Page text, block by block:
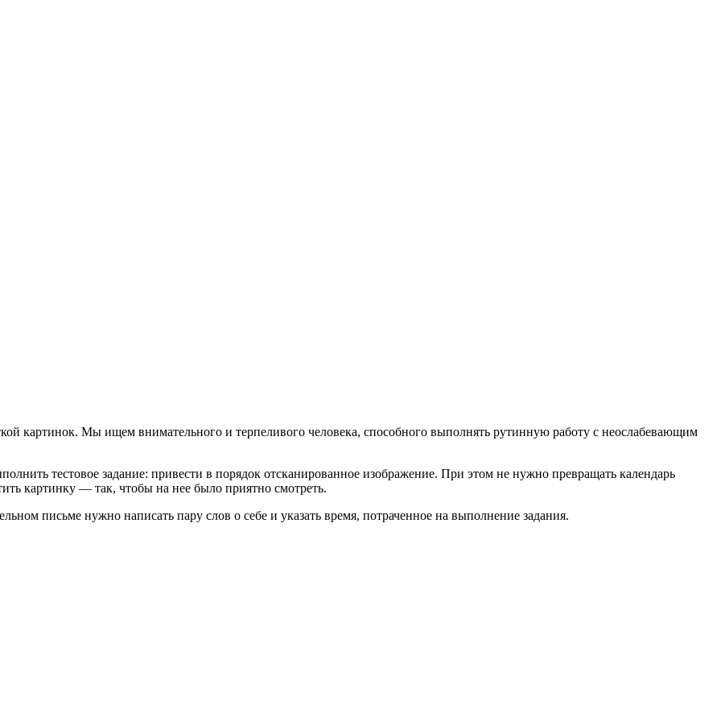
картинок. Мы ищем внимательного и терпеливого человека, способного выполнять рутинную работу с неослабевающим
тестовое задание: привести в порядок отсканированное изображение. При этом не нужно превращать календарь
картинку — так, чтобы на нее было приятно смотреть.
письме нужно написать пару слов о себе и указать время, потраченное на выполнение задания.